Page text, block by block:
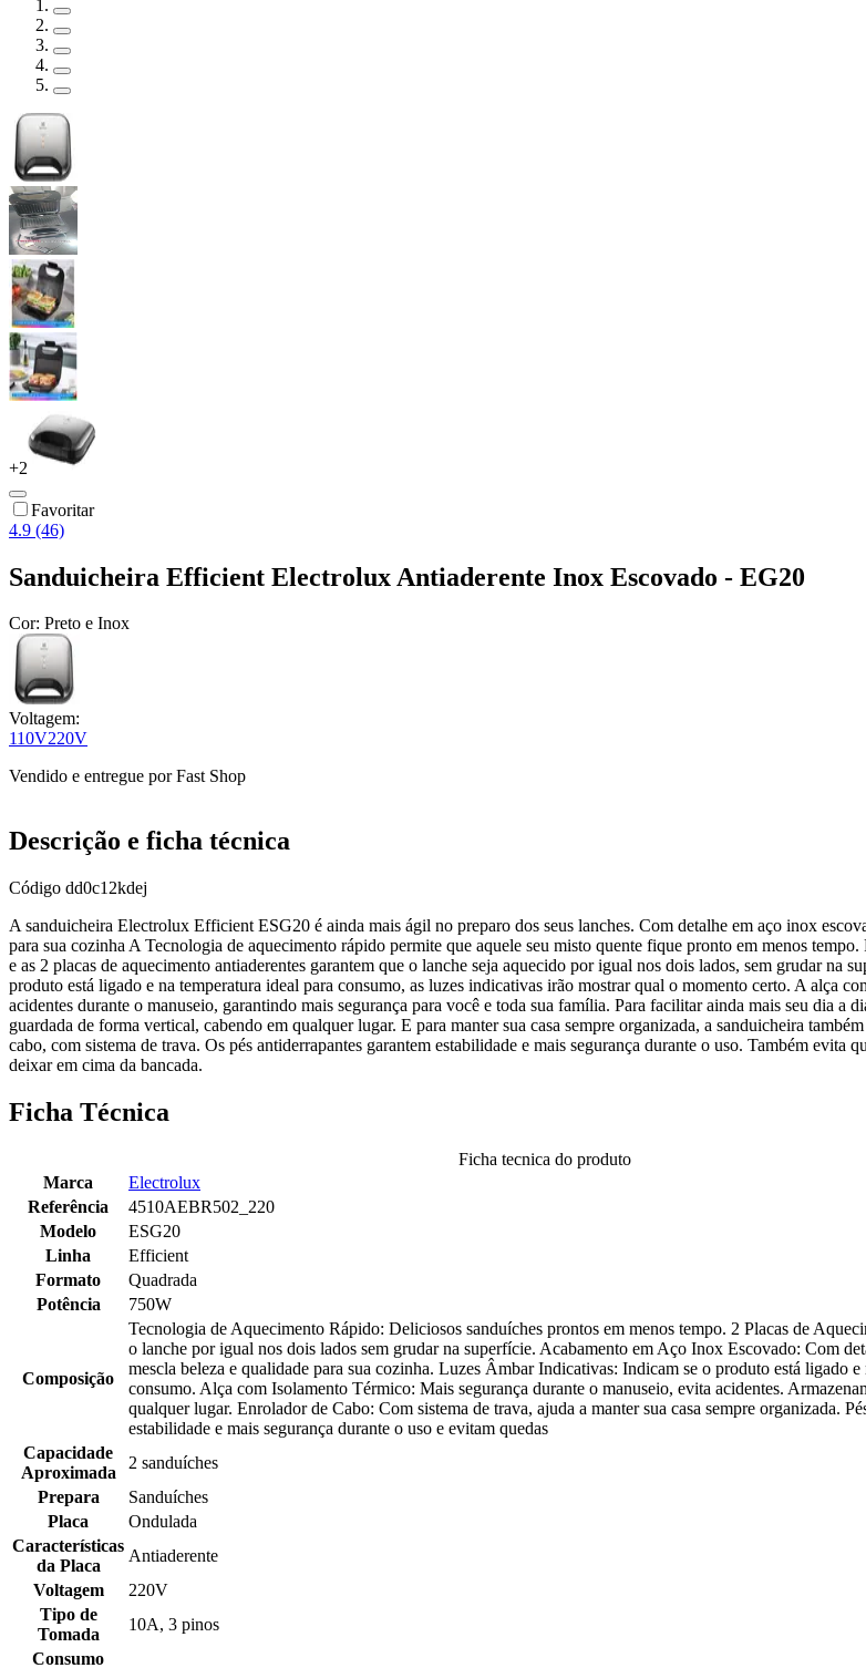
+2
Favoritar
4.9 (46)
Sanduicheira Efficient Electrolux Antiaderente Inox Escovado - EG20
Cor: Preto e Inox
Voltagem:
110V220V
Vendido e entregue por Fast Shop
Descrição e ficha técnica
Código dd0c12kdej
A sanduicheira Electrolux Efficient ESG20 é ainda mais ágil no preparo dos seus lanches. Com detalhe em aço inox
para sua cozinha A Tecnologia de aquecimento rápido permite que aquele seu misto quente fique pronto em menos
e as 2 placas de aquecimento antiaderentes garantem que o lanche seja aquecido por igual nos dois lados, sem grudar na
produto está ligado e na temperatura ideal para consumo, as luzes indicativas irão mostrar qual o momento certo. A alça
acidentes durante o manuseio, garantindo mais segurança para você e toda sua família. Para facilitar ainda mais seu dia a
guardada de forma vertical, cabendo em qualquer lugar. E para manter sua casa sempre organizada, a sanduicheira
cabo, com sistema de trava. Os pés antiderrapantes garantem estabilidade e mais segurança durante o uso. Também evita
deixar em cima da bancada.
Ficha Técnica
Ficha tecnica do produto
Marca
Electrolux
Referência
4510AEBR502_220
Modelo
ESG20
Linha
Efficient
Formato
Quadrada
Potência
750W
Composição
Tecnologia de Aquecimento Rápido: Deliciosos sanduíches prontos em menos tempo. 2 Placas de
o lanche por igual nos dois lados sem grudar na superfície. Acabamento em Aço Inox Escovado: Com
mescla beleza e qualidade para sua cozinha. Luzes Âmbar Indicativas: Indicam se o produto está ligado e
consumo. Alça com Isolamento Térmico: Mais segurança durante o manuseio, evita acidentes.
qualquer lugar. Enrolador de Cabo: Com sistema de trava, ajuda a manter sua casa sempre organizada.
estabilidade e mais segurança durante o uso e evitam quedas
Capacidade
Aproximada
2 sanduíches
Prepara
Sanduíches
Placa
Ondulada
Características
da Placa
Antiaderente
Voltagem
220V
Tipo de
Tomada
10A, 3 pinos
Consumo